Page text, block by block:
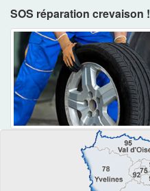
SOS réparation crevaison !